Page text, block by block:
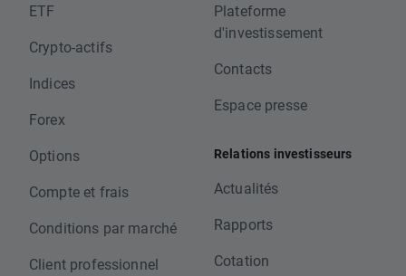
ETF
Crypto-actifs
Indices
Forex
Options
Compte et frais
Conditions par marché
Client professionnel
Plateforme
d'investissement
Contacts
Espace presse
Relations investisseurs
Actualités
Rapports
Cotation